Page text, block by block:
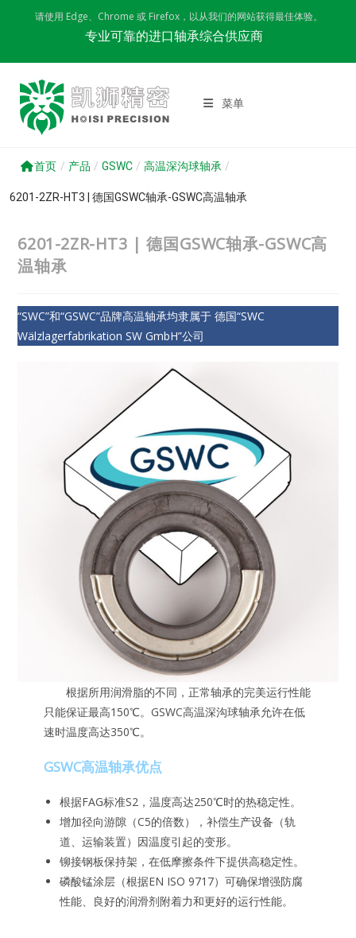
请使用 Edge、Chrome 或 Firefox，以从我们的网站获得最佳体验。
专业可靠的进口轴承综合供应商
菜单
首页 / 产品 / GSWC / 高温深沟球轴承 /
6201-2ZR-HT3 | 德国GSWC轴承-GSWC高温轴承
6201-2ZR-HT3 | 德国GSWC轴承-GSWC高
温轴承
“SWC”和“GSWC”品牌高温轴承均隶属于 德国“SWC
Wälzlagerfabrikation SW GmbH”公司
根据所用润滑脂的不同，正常轴承的完美运行性能
只能保证最高150℃。GSWC高温深沟球轴承允许在低
速时温度高达350℃。
GSWC高温轴承优点
根据FAG标准S2，温度高达250℃时的热稳定性。
增加径向游隙（C5的倍数），补偿生产设备（轨
道、运输装置）因温度引起的变形。
铆接钢板保持架，在低摩擦条件下提供高稳定性。
磷酸锰涂层（根据EN ISO 9717）可确保增强防腐
性能、良好的润滑剂附着力和更好的运行性能。